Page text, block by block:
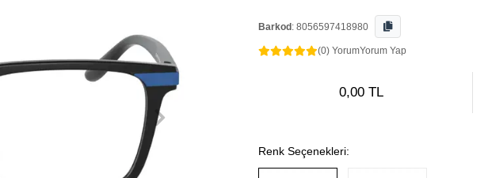
Barkod : 8056597418980
(0) YorumYorum Yap
0,00 TL
Renk Seçenekleri: